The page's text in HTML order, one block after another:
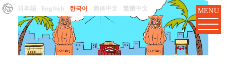
日本語 English 한국어 简体中文 繁體中文 MENU